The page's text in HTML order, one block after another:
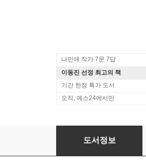
나민애 작가 7문 7답
이동진 선정 최고의 책
기간 한정 특가 도서
오직, 예스24에서만
어른을 위한 수면 동화
도서정보